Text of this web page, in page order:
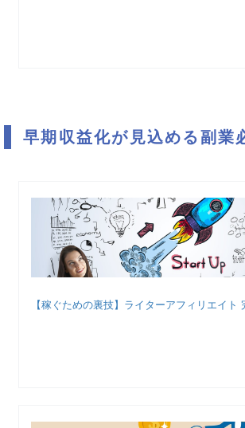
早期収益化が見込める副業
【稼ぐための裏技】ライターアフィリエイト